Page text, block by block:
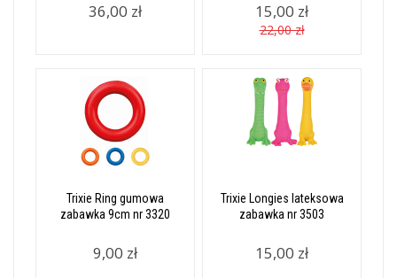
36,00 zł 15,00 zł
22,00 zł
Trixie Ring gumowa
zabawka 9cm nr 3320
9,00 zł
Trixie Longies lateksowa
zabawka nr 3503
15,00 zł